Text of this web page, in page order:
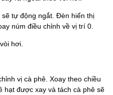
tự động ngắt. Đèn hiển thị
núm điều chỉnh về vị trí 0.
hơi.
vị cà phê. Xoay theo chiều
hạt được xay và tách cà phê sẽ